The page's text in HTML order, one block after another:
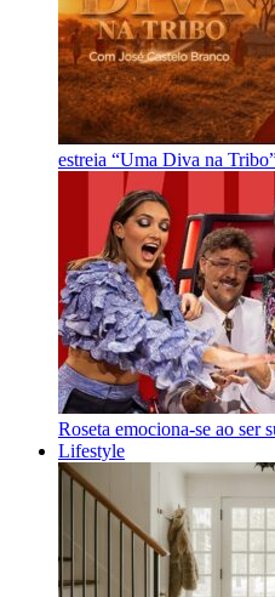
estreia “Uma Diva na
Roseta emociona-se ao ser
Lifestyle